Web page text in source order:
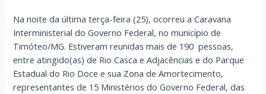
Na noite da última terça-feira (25), ocorreu a Caravana
Interministerial do Governo Federal, no município de
Timóteo/MG. Estiveram reunidas mais de 190 pessoas,
entre atingido(as) de Rio Casca e Adjacências e do Parque
Estadual do Rio Doce e sua Zona de Amortecimento,
representantes de 15 Ministérios do Governo Federal, das